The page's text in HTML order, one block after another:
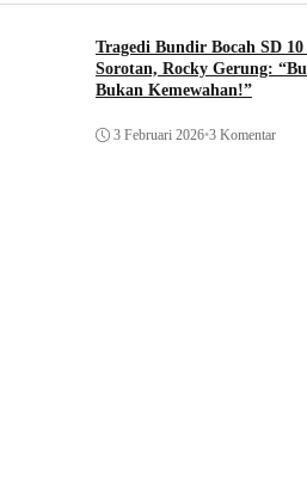
Tragedi Bundir Bocah SD
Sorotan, Rocky Gerung:
Bukan Kemewahan!”
3 Februari 2026•3 Komentar